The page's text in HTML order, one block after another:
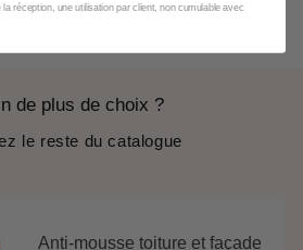
de plus de choix ?
le reste du catalogue
Anti-mousse toiture et façade
réception, une utilisation par client, non cumulable avec